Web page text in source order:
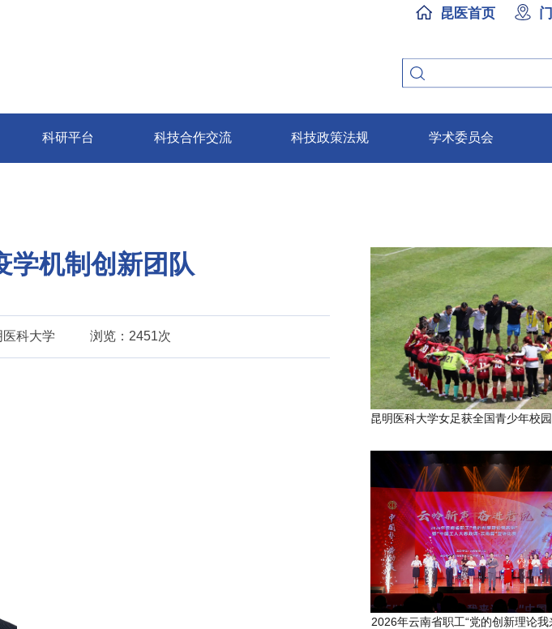
昆医首页
科研平台 科技合作交流 科技政策法规 学术委员会
学机制创新团队
科大学 浏览：2451次
2026年云南省职工“党的创新理论我